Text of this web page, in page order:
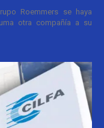
Roemmers se haya
otra compañía a su